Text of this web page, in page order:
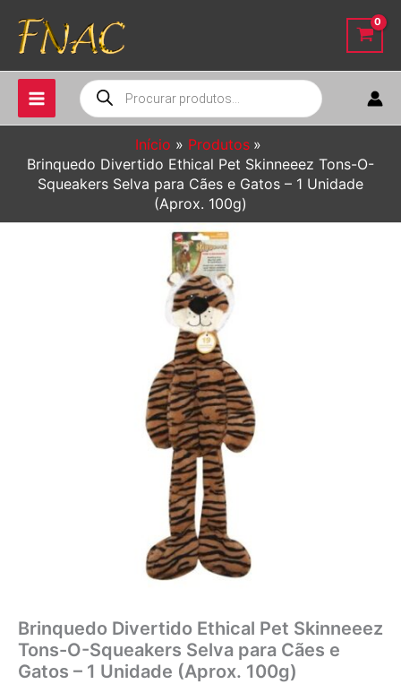
para
conteúdo
Pesquisar
produtos
Início
Produtos
Brinquedo Divertido Ethical Pet Skinneeez Tons-O-
Squeakers Selva para Cães e Gatos – 1 Unidade
(Aprox. 100g)
Brinquedo Divertido Ethical Pet Skinneeez
Tons-O-Squeakers Selva para Cães e
Gatos – 1 Unidade (Aprox. 100g)